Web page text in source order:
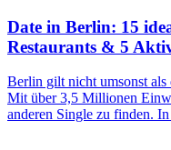
Date in Berlin: 15
Restaurants & 5
Berlin gilt nicht umsonst als
Mit über 3,5 Millionen
anderen Single zu finden.